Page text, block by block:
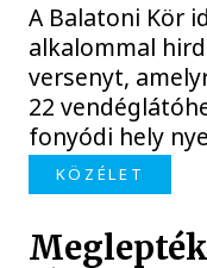
A Balatoni Kör
alkalommal
versenyt,
22
fonyódi hely
KÖZÉLET